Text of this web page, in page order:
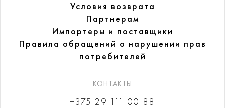
Условия возврата
Партнерам
Импортеры и поставщики
Правила обращений о нарушении прав
потребителей
КОНТАКТЫ
+375 29 111-00-88